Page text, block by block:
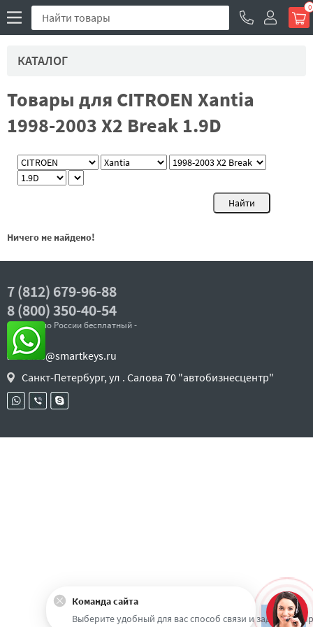
0
КАТАЛОГ
Товары для CITROEN Xantia
1998-2003 X2 Break 1.9D
Ничего не найдено!
7 (812) 679-96-88
8 (800) 350-40-54
- звонок по России бесплатный -
sales@smartkeys.ru
Санкт-Петербург, ул . Салова 70 "автобизнесцентр"
Наверх
Команда сайта
Выберите удобный для вас способ связи и задайте